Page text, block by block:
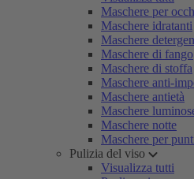
Maschere per
Maschere idratanti
Maschere
Maschere di fango
Maschere di stoffa
Maschere anti-
Maschere antietà
Maschere
Maschere notte
Maschere per
Pulizia del viso
Visualizza tutti